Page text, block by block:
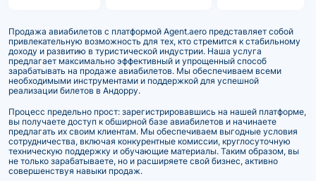
Продажа авиабилетов с платформой Agent.aero представляет собой
привлекательную возможность для тех, кто стремится к стабильному
доходу и развитию в туристической индустрии. Наша услуга
предлагает максимально эффективный и упрощенный способ
зарабатывать на продаже авиабилетов. Мы обеспечиваем всеми
необходимыми инструментами и поддержкой для успешной
реализации билетов в Андорру.
Процесс предельно прост: зарегистрировавшись на нашей платформе,
вы получаете доступ к обширной базе авиабилетов и начинаете
предлагать их своим клиентам. Мы обеспечиваем выгодные условия
сотрудничества, включая конкурентные комиссии, круглосуточную
техническую поддержку и обучающие материалы. Таким образом, вы
не только зарабатываете, но и расширяете свой бизнес, активно
совершенствуя навыки продаж.